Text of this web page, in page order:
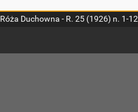
Róża Duchowna - R. 25 (1926) n. 1-12